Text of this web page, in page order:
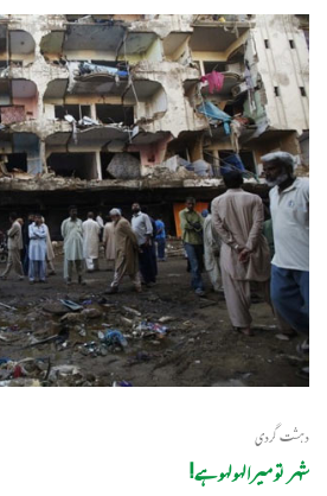
دہشت گردی
شہر تو میرا لہو لہو ہے!